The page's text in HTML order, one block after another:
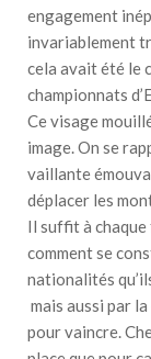
engagement
invariablement
cela avait été le
championnats
Ce visage
image. On se
vaillante
déplacer les
Il suffit à
comment se
nationalités
mais aussi par
pour vaincre.